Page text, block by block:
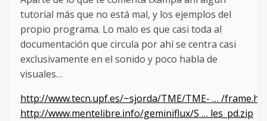
tutorial más que no está mal, y los ejemplos del
propio programa. Lo malo es que casi toda al
documentación que circula por ahí se centra casi
exclusivamente en el sonido y poco habla de
visuales…
http://www.tecn.upf.es/~sjorda/TME/TME- … /
http://www.mentelibre.info/geminiflux/S … les_pd.zip